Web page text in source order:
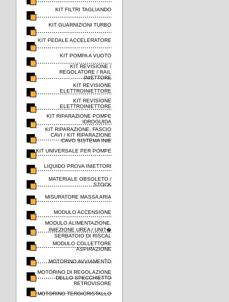
KIT FILTRI TAGLIANDO
KIT GUARNIZIONI TURBO
KIT PEDALE ACCELERATORE
KIT POMPA A VUOTO
KIT REVISIONE /
REGOLATORE / RAIL
INIETTORE
KIT REVISIONE
ELETTROINIETTORE
KIT REVISIONE
ELETTROINIETTORE
KIT RIPARAZIONE POMPE
IDROGUIDA
KIT RIPARAZIONE, FASCIO
CAVI / KIT RIPARAZIONE
CAVO SISTEMA INIE
KIT UNIVERSALE PER POMPE
LIQUIDO PROVA INIETTORI
MATERIALE OBSOLETO /
STOCK
MISURATORE MASSA ARIA
MODULO ACCENSIONE
MODULO ALIMENTAZIONE,
INIEZIONE UREA / UNIT�
SERBATOIO DI RISCAL
MODULO COLLETTORE
ASPIRAZIONE
MOTORINO AVVIAMENTO
MOTORINO DI REGOLAZIONE
DELLO SPECCHIETTO
RETROVISORE
MOTORINO TERGICRISTALLO